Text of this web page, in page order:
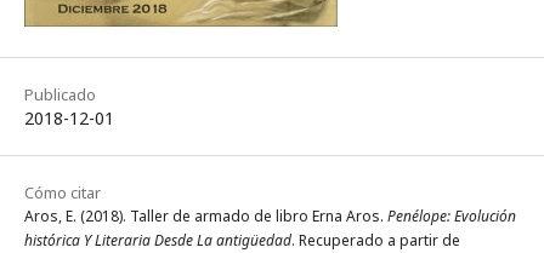
Publicado
2018-12-01
Cómo citar
Aros, E. (2018). Taller de armado de libro Erna Aros. Penélope: Evolución
histórica Y Literaria Desde La antigüedad. Recuperado a partir de